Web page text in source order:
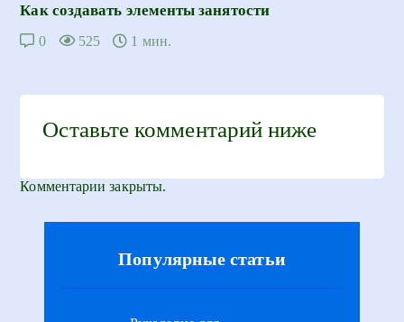
Как создавать элементы занятости
0 525 1 мин.
Оставьте комментарий ниже
Комментарии закрыты.
Популярные статьи